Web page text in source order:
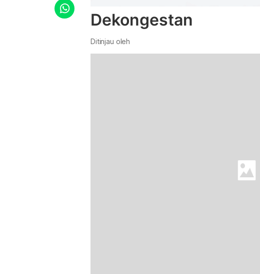
Dekongestan
Ditinjau oleh